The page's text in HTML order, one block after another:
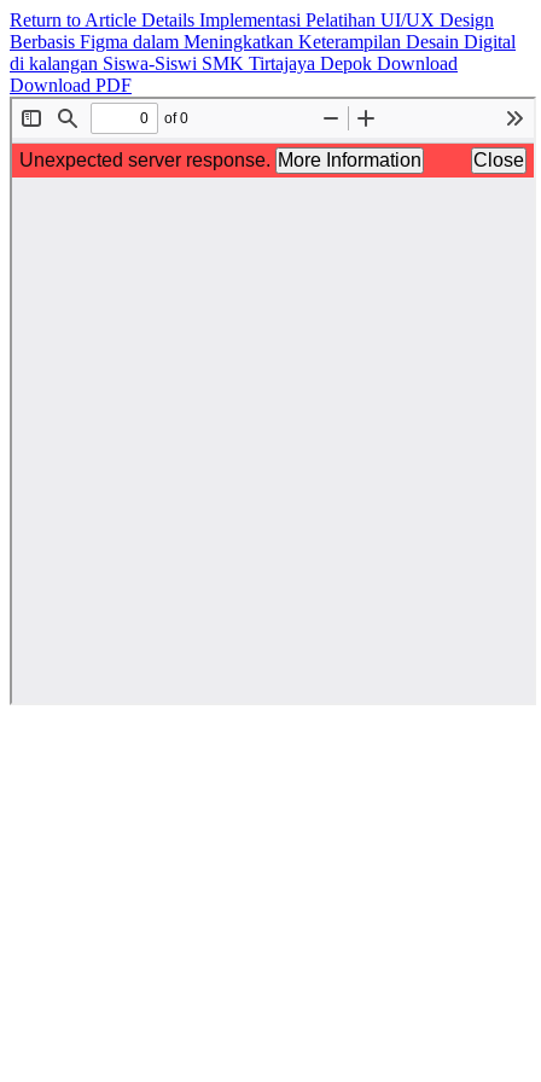
Return to Article Details Implementasi Pelatihan UI/UX Design
Berbasis Figma dalam Meningkatkan Keterampilan Desain Digital
di kalangan Siswa-Siswi SMK Tirtajaya Depok Download
Download PDF